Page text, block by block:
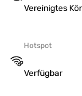
Vereinigtes
Hotspot
Verfügbar